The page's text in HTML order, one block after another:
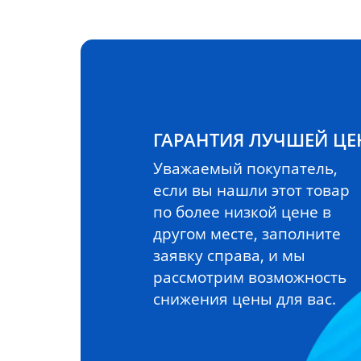
ГАРАНТИЯ ЛУЧШЕЙ
Уважаемый покупатель,
если вы нашли этот товар
по более низкой цене в
другом месте, заполните
заявку справа, и мы
рассмотрим возможность
снижения цены для вас.